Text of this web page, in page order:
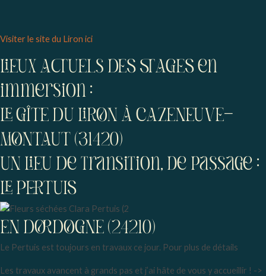
Visiter le site du Liron ici
LIEUx ACTUELs DES STAGES en
immersion :
LE GÎTE DU LIRON À CAZENEUVE-
MONTAUT (31420)
UN LIEU De transition, de passage :
LE PERTUIS
EN DORDOGNE (24210)
Le Pertuis est toujours en travaux ce jour. Pour plus de détails
Les travaux avancent à grands pas et j’ai hâte de vous y accueillir ! ->